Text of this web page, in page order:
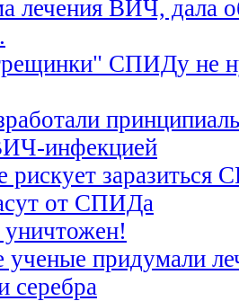
лечения ВИЧ, дала
СПИДу не
инфекцией
рискует заразиться
от СПИДа
ученые придумали
серебра